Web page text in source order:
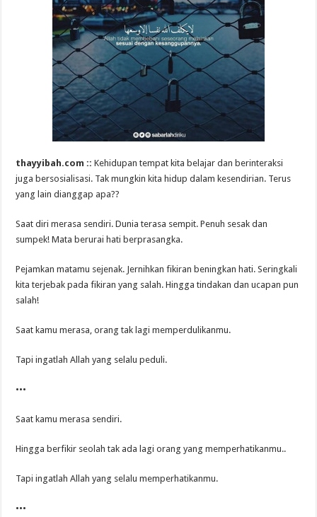
thayyibah.com ::Kehidupan tempat kita belajar dan berinteraksi
juga bersosialisasi. Tak mungkin kita hidup dalam kesendirian. Terus
yang lain dianggap apa??
Saat diri merasa sendiri. Dunia terasa sempit. Penuh sesak dan
sumpek! Mata berurai hati berprasangka.
Pejamkan matamu sejenak. Jernihkan fikiran beningkan hati. Seringkali
kita terjebak pada fikiran yang salah. Hingga tindakan dan ucapan pun
salah!
Saat kamu merasa, orang tak lagi memperdulikanmu.
Tapi ingatlah Allah yang selalu peduli.
•••
Saat kamu merasa sendiri.
Hingga berfikir seolah tak ada lagi orang yang memperhatikanmu..
Tapi ingatlah Allah yang selalu memperhatikanmu.
•••